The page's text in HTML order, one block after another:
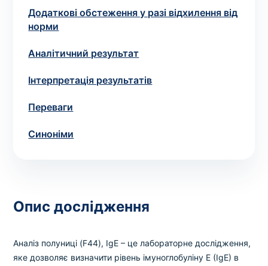
Додаткові обстеження у разі відхилення від
норми
Аналітичний результат
Інтерпретація результатів
Переваги
Синоніми
Опис дослідження
Аналіз полуниці (F44), IgE – це лабораторне дослідження,
яке дозволяє визначити рівень імуноглобуліну E (IgE) в
Ваше ім'я*
Оформити замовлення